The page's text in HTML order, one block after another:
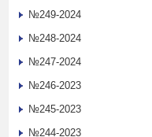
№249-2024
№248-2024
№247-2024
№246-2023
№245-2023
№244-2023